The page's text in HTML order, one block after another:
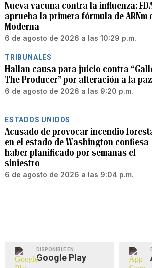
Nueva vacuna contra la influenza:
aprueba la primera fórmula de ARNm
Moderna
6 de agosto de 2026 a las 10:29 p.m.
TRIBUNALES
Hallan causa para juicio contra
The Producer” por alteración a la paz
6 de agosto de 2026 a las 9:20 p.m.
ESTADOS UNIDOS
Acusado de provocar incendio
en el estado de Washington confiesa
haber planificado por semanas el
siniestro
6 de agosto de 2026 a las 9:04 p.m.
DISPONIBLE EN
Google Play